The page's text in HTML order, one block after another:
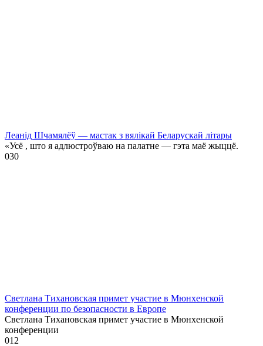
Леанід Шчамялёў — мастак з вялікай Беларускай літары
«Усё , што я адлюстроўваю на палатне — гэта маё жыццё.
030
Светлана Тихановская примет участие в Мюнхенской
конференции по безопасности в Европе
Светлана Тихановская примет участие в Мюнхенской
конференции
012